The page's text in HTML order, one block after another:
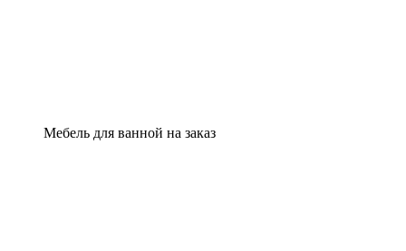
Мебель для ванной на заказ